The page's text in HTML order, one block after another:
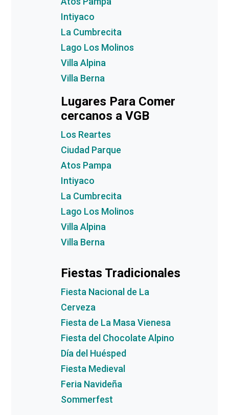
Intiyaco
La Cumbrecita
Lago Los Molinos
Villa Alpina
Villa Berna
Lugares Para Comer
cercanos a VGB
Los Reartes
Ciudad Parque
Atos Pampa
Intiyaco
La Cumbrecita
Lago Los Molinos
Villa Alpina
Villa Berna
Fiestas Tradicionales
Fiesta Nacional de La
Cerveza
Fiesta de La Masa Vienesa
Fiesta del Chocolate Alpino
Día del Huésped
Fiesta Medieval
Feria Navideña
Sommerfest